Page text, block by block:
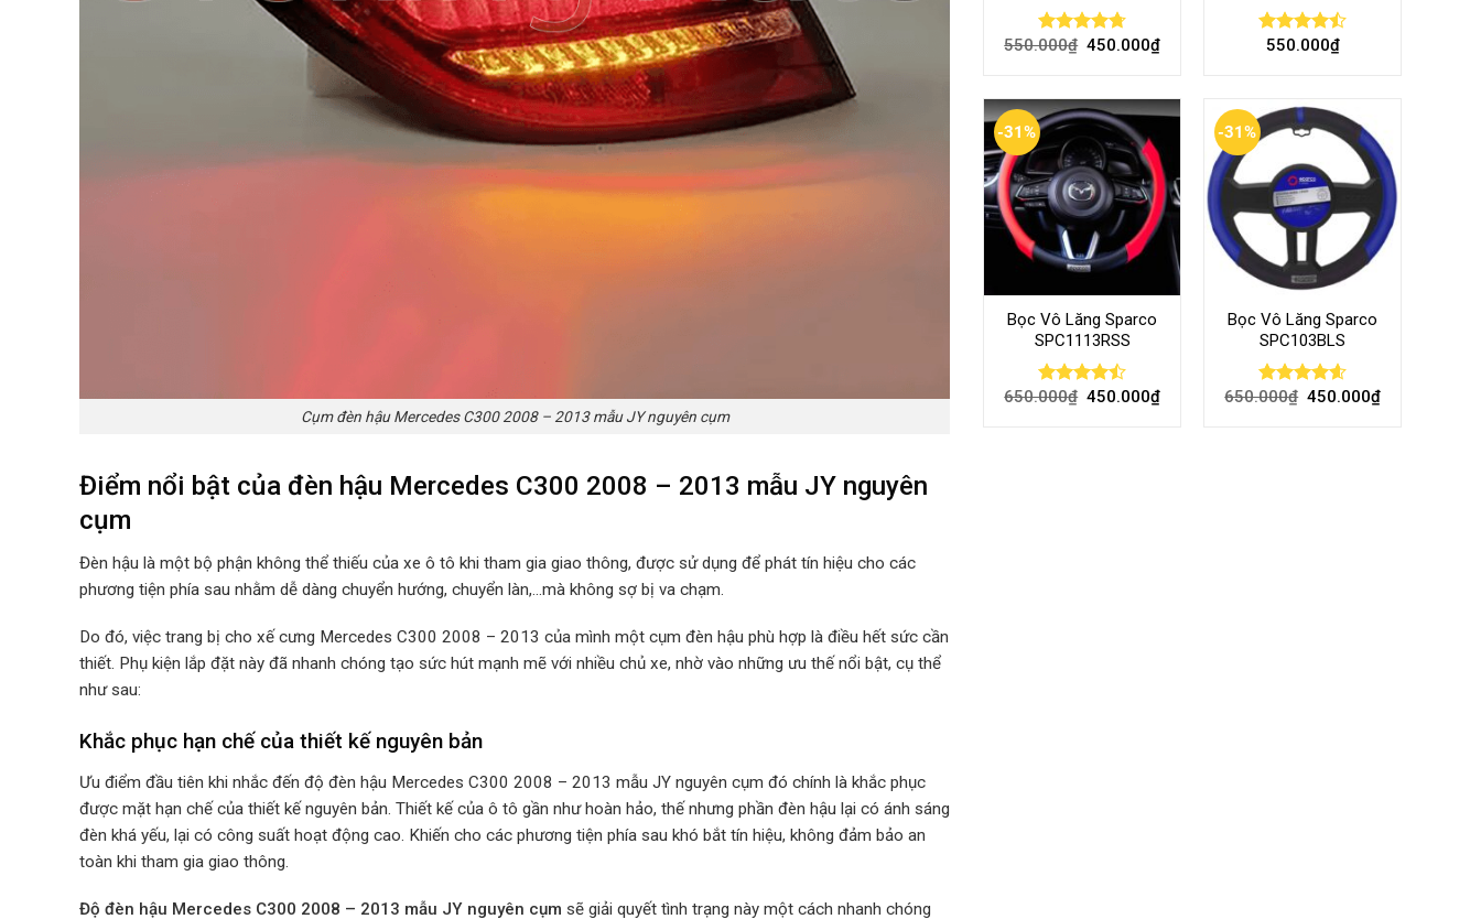
Cụm đèn hậu Mercedes C300 2008 – 2013 mẫu JY nguyên cụm
Điểm nổi bật của đèn hậu Mercedes C300 2008 – 2013 mẫu JY nguyên
cụm
Đèn hậu là một bộ phận không thể thiếu của xe ô tô khi tham gia giao thông, được sử dụng để phát tín hiệu cho các
phương tiện phía sau nhằm dễ dàng chuyển hướng, chuyển làn,…mà không sợ bị va chạm.
Do đó, việc trang bị cho xế cưng Mercedes C300 2008 – 2013 của mình một cụm đèn hậu phù hợp là điều hết sức cần
thiết. Phụ kiện lắp đặt này đã nhanh chóng tạo sức hút mạnh mẽ với nhiều chủ xe, nhờ vào những ưu thế nổi bật, cụ thể
như sau:
Khắc phục hạn chế của thiết kế nguyên bản
Ưu điểm đầu tiên khi nhắc đến độ đèn hậu Mercedes C300 2008 – 2013 mẫu JY nguyên cụm đó chính là khắc phục
được mặt hạn chế của thiết kế nguyên bản. Thiết kế của ô tô gần như hoàn hảo, thế nhưng phần đèn hậu lại có ánh sáng
đèn khá yếu, lại có công suất hoạt động cao. Khiến cho các phương tiện phía sau khó bắt tín hiệu, không đảm bảo an
toàn khi tham gia giao thông.
Độ đèn hậu Mercedes C300 2008 – 2013 mẫu JY nguyên cụm sẽ giải quyết tình trạng này một cách nhanh chóng
Rated4.70
550.000₫ 450.000₫
Rated
550.000₫
-31%
Bọc Vô Lăng Sparco
SPC1113RSS
Rated
650.000₫ 450.000₫
-31%
Bọc Vô Lăng Sparco
SPC103BLS
Rated4.57
650.000₫ 450.000₫